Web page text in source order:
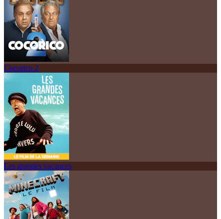
Cocorico 2
Les grandes vacances